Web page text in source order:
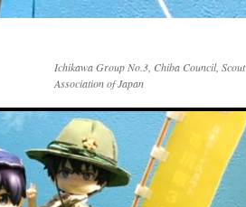
Ichikawa Group No.3, Chiba Council, Scout
Association of Japan